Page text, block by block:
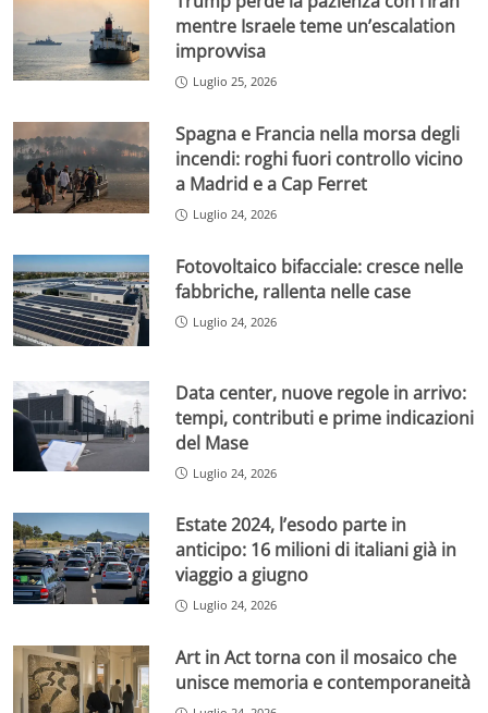
mentre Israele teme un’escalation
improvvisa
Luglio 25, 2026
Spagna e Francia nella morsa degli
incendi: roghi fuori controllo vicino
a Madrid e a Cap Ferret
Luglio 24, 2026
Fotovoltaico bifacciale: cresce nelle
fabbriche, rallenta nelle case
Luglio 24, 2026
Data center, nuove regole in arrivo:
tempi, contributi e prime indicazioni
del Mase
Luglio 24, 2026
Estate 2024, l’esodo parte in
anticipo: 16 milioni di italiani già in
viaggio a giugno
Luglio 24, 2026
Art in Act torna con il mosaico che
unisce memoria e contemporaneità